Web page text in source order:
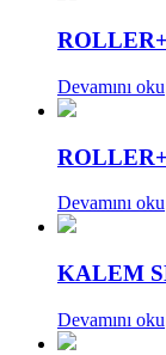
Devamını oku
Devamını oku
KALEM
Devamını oku